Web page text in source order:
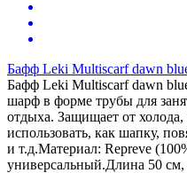
Бафф Leki Multiscarf dawn
Бафф Leki Multiscarf dawn
шарф в форме трубы для
отдыха. Защищает от
использовать, как шапку,
и т.д.Материал: Repreve
универсальный.Длина 50